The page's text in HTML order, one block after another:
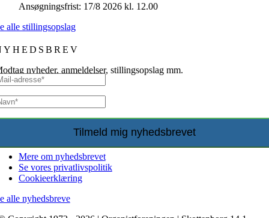
Ansøgningsfrist: 17/8 2026 kl. 12.00
alle stillingsopslag
nyheder, anmeldelser, stillingsopslag mm.
Mere om nyhedsbrevet
Se vores privatlivspolitik
Cookieerklæring
alle nyhedsbreve